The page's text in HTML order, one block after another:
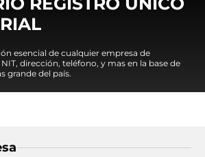
esencial de cualquier empresa de
dirección, teléfono, y mas en la base de
grande del país.